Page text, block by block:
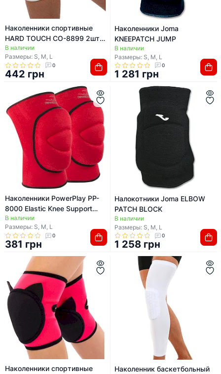
Наколенники спортивные
HARD TOUCH CO-8899 2шт
цвета вассортименте
(Белый)
В наличии
Размеры: S, M, L
0
442 грн
Наколенники Joma
KNEEPATCH JUMP
В наличии
Размеры: S, M, L
0
1 281 грн
Наколенники PowerPlay PP-
8000 Elastic Knee Support
(пара) красные
В наличии
Размеры: S, M, L
0
381 грн
Налокотники Joma ELBOW
PATCH BLOCK
В наличии
Размеры: S, M, L
0
1 258 грн
Наколенники спортивные
Наколенник баскетбольный